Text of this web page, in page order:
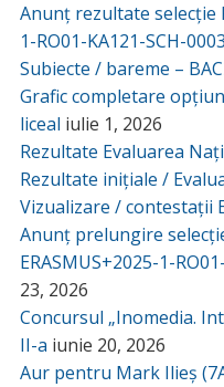
Anunț rezultate selecție
1-RO01-KA121-SCH-
Subiecte / bareme –
Grafic completare
liceal iulie 1, 2026
Rezultate Evaluarea
Rezultate inițiale /
Vizualizare / contestații
Anunț prelungire selecție
ERASMUS+2025-1-
23, 2026
Concursul „Inomedia.
II-a iunie 20, 2026
Aur pentru Mark Ilieș